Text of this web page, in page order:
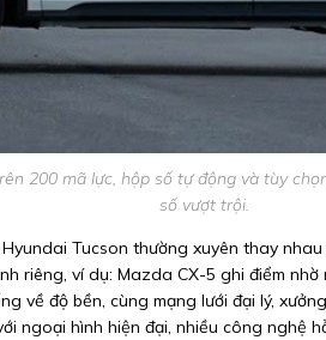
200 mã lực, hộp số tự động và tùy
số vượt trội.
Tucson thường xuyên thay
riêng, ví dụ: Mazda CX-5 ghi điểm
về độ bền, cùng mạng lưới đại lý,
ngoại hình hiện đại, nhiều công nghệ